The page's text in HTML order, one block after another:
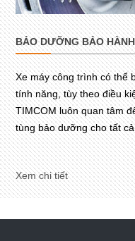
BẢO DƯỠNG BẢO HÀNH
Xe máy công trình có thể
tính năng, tùy theo điều
TIMCOM luôn quan tâm
tùng bảo dưỡng cho tất
Xem chi tiết